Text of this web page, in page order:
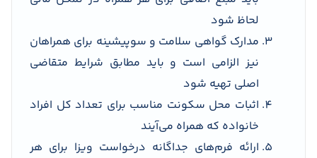
لحاظ شود
مدارک گواهی سلامت و سوپیشینه برای همراهان
نیز الزامی است و باید مطابق شرایط متقاضی
اصلی تهیه شود
اثبات محل سکونت مناسب برای تعداد کل افراد
خانواده که همراه می‌آیند
ارائه فرم‌های جداگانه درخواست ویزا برای هر